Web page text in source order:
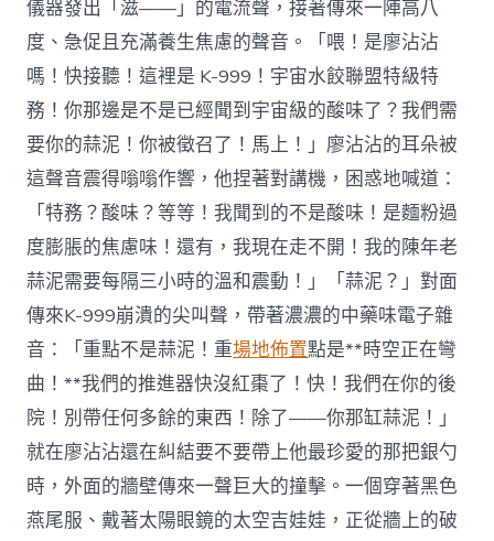
儀器發出「滋——」的電流聲，接著傳來一陣高八
度、急促且充滿養生焦慮的聲音。「喂！是廖沾沾
嗎！快接聽！這裡是 K-999！宇宙水餃聯盟特級特
務！你那邊是不是已經聞到宇宙級的酸味了？我們需
要你的蒜泥！你被徵召了！馬上！」廖沾沾的耳朵被
這聲音震得嗡嗡作響，他捏著對講機，困惑地喊道：
「特務？酸味？等等！我聞到的不是酸味！是麵粉過
度膨脹的焦慮味！還有，我現在走不開！我的陳年老
蒜泥需要每隔三小時的溫和震動！」「蒜泥？」對面
傳來K-999崩潰的尖叫聲，帶著濃濃的中藥味電子雜
音：「重點不是蒜泥！重場地佈置點是**時空正在彎
曲！**我們的推進器快沒紅棗了！快！我們在你的後
院！別帶任何多餘的東西！除了——你那缸蒜泥！」
就在廖沾沾還在糾結要不要帶上他最珍愛的那把銀勺
時，外面的牆壁傳來一聲巨大的撞擊。一個穿著黑色
燕尾服、戴著太陽眼鏡的太空吉娃娃，正從牆上的破